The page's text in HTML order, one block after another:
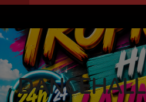
DANCEHALL